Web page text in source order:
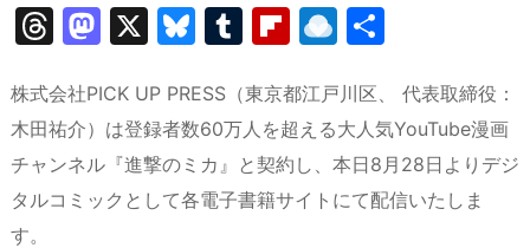
T
e
a
d
s
M
st
o
d
o
X
Bl
e
s
k
y
T
m
bl
r
Fl
b
o
ar
d
R
n
dr
o
p.
株式会社PICK UP PRESS（東京都江戸川区、 代表取締役：
木田祐介）は登録者数60万人を超える大人気YouTube漫画
チャンネル『進撃のミカ』と契約し、本日8月28日よりデジ
タルコミックとして各電子書籍サイトにて配信いたしま
す。